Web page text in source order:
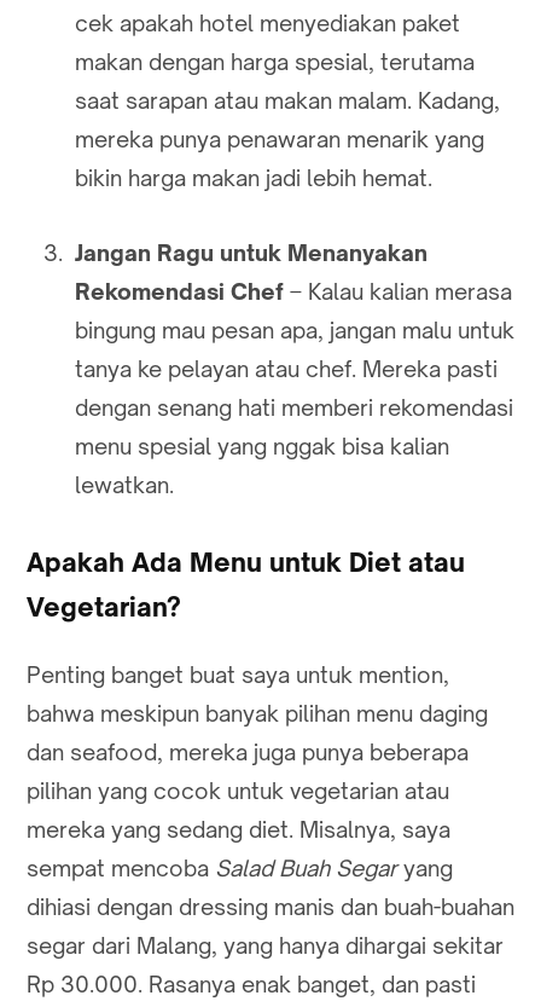
cek apakah hotel menyediakan paket
makan dengan harga spesial, terutama
saat sarapan atau makan malam. Kadang,
mereka punya penawaran menarik yang
bikin harga makan jadi lebih hemat.
Jangan Ragu untuk Menanyakan
Rekomendasi Chef – Kalau kalian merasa
bingung mau pesan apa, jangan malu untuk
tanya ke pelayan atau chef. Mereka pasti
dengan senang hati memberi rekomendasi
menu spesial yang nggak bisa kalian
lewatkan.
Apakah Ada Menu untuk Diet atau
Vegetarian?
Penting banget buat saya untuk mention,
bahwa meskipun banyak pilihan menu daging
dan seafood, mereka juga punya beberapa
pilihan yang cocok untuk vegetarian atau
mereka yang sedang diet. Misalnya, saya
sempat mencoba Salad Buah Segaryang
dihiasi dengan dressing manis dan buah-buahan
segar dari Malang, yang hanya dihargai sekitar
Rp 30.000. Rasanya enak banget, dan pasti